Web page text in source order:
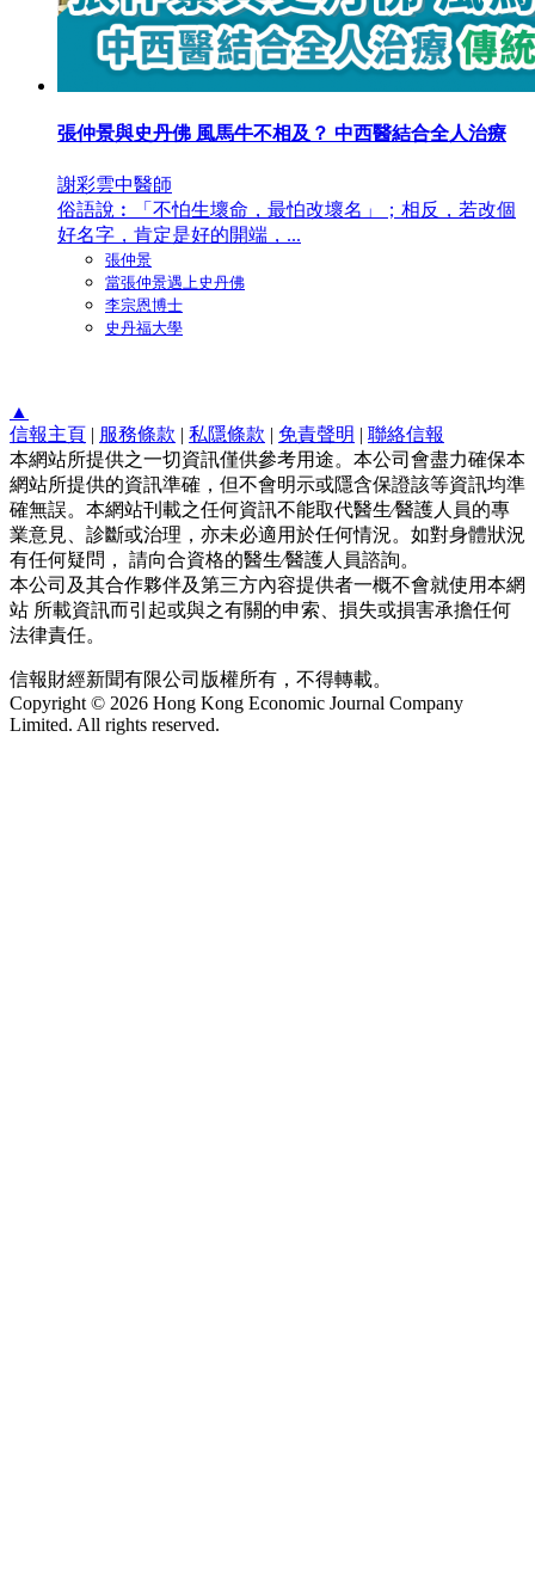
張仲景與史丹佛 風馬牛不相及？ 中西醫結合全人治療
謝彩雲中醫師
俗語說︰「不怕生壞命，最怕改壞名」；相反，若改個
好名字，肯定是好的開端，...
張仲景
當張仲景遇上史丹佛
李宗恩博士
史丹福大學
▲
信報主頁 | 服務條款 | 私隱條款 | 免責聲明 | 聯絡信報
本網站所提供之一切資訊僅供參考用途。本公司會盡力確保本
網站所提供的資訊準確，但不會明示或隱含保證該等資訊均準
確無誤。本網站刊載之任何資訊不能取代醫生∕醫護人員的專
業意見、診斷或治理，亦未必適用於任何情況。如對身體狀況
有任何疑問， 請向合資格的醫生∕醫護人員諮詢。
本公司及其合作夥伴及第三方內容提供者一概不會就使用本網
站 所載資訊而引起或與之有關的申索、損失或損害承擔任何
法律責任。
信報財經新聞有限公司版權所有，不得轉載。
Copyright © 2026 Hong Kong Economic Journal Company
Limited. All rights reserved.